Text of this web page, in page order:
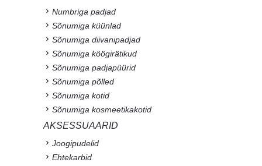
Numbriga padjad
Sõnumiga küünlad
Sõnumiga diivanipadjad
Sõnumiga köögirätikud
Sõnumiga padjapüürid
Sõnumiga põlled
Sõnumiga kotid
Sõnumiga kosmeetikakotid
AKSESSUAARID
Joogipudelid
Ehtekarbid